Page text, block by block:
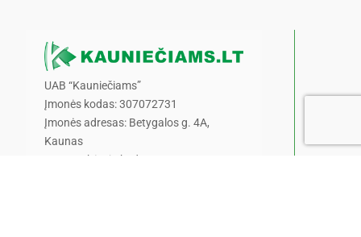
UAB “Kauniečiams”
Įmonės kodas: 307072731
Įmonės adresas: Betygalos g. 4A,
Kaunas
PVM mokėtojo kodas: